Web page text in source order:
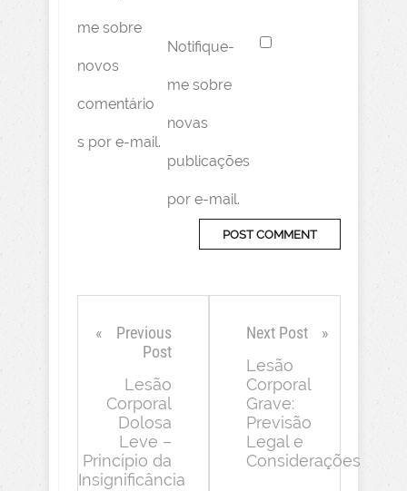
me sobre
novos
comentário
s por e-mail.
Notifique-
me sobre
novas
publicações
por e-mail.
Previous
Post
Lesão
Corporal
Dolosa
Leve –
Princípio da
Insignificância
Next Post
Lesão
Corporal
Grave:
Previsão
Legal e
Considerações